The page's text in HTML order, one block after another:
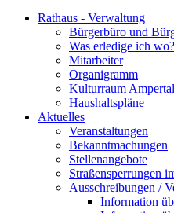
Rathaus - Verwaltung
Bürgerbüro und
Was erledige ich wo?
Mitarbeiter
Organigramm
Kulturraum
Haushaltspläne
Aktuelles
Veranstaltungen
Bekanntmachungen
Stellenangebote
Straßensperrungen
Ausschreibungen /
Information